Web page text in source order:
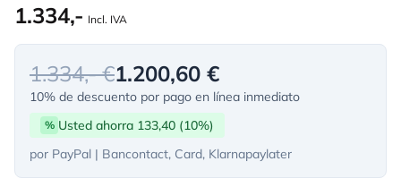
1.334,- Incl. IVA
1.334,- €1.200,60 €
10% de descuento por pago en línea inmediato
% Usted ahorra 133,40 (10%)
por PayPal | Bancontact, Card, Klarnapaylater